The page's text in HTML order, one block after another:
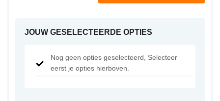
JOUW GESELECTEERDE OPTIES
Nog geen opties geselecteerd, Selecteer
eerst je opties hierboven.